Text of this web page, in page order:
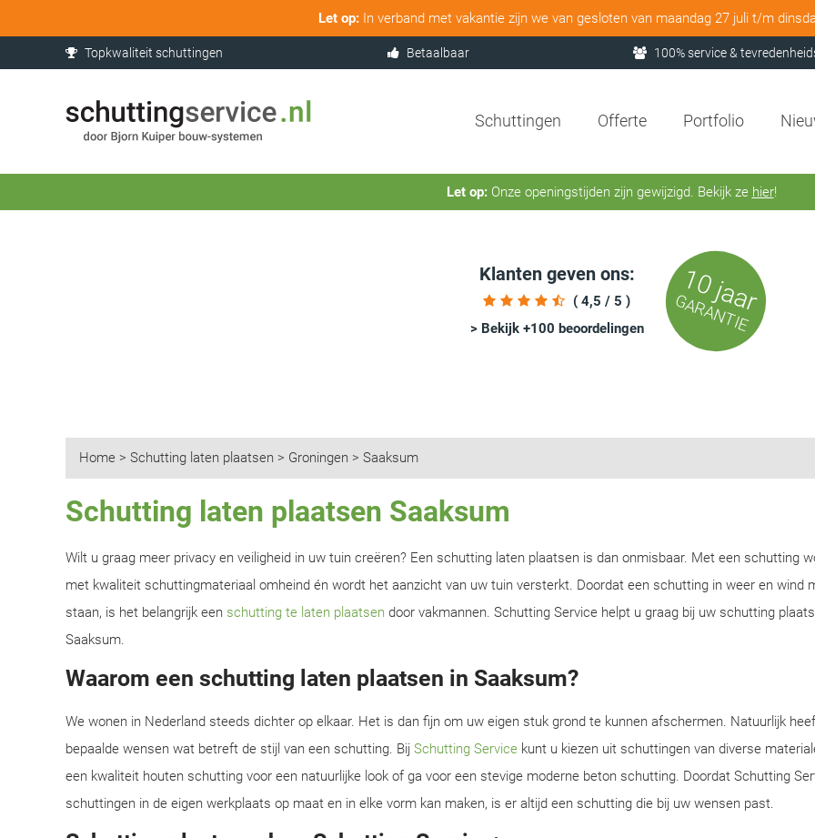
Let op:In verband met vakantie zijn we van gesloten van maandag 27 juli t/m
Topkwaliteit schuttingen Betaalbaar 100% service &
Schuttingen Offerte Portfolio
Let op:Onze openingstijden zijn gewijzigd. Bekijk ze hier!
Klanten geven ons:
( 4,5 / 5 )
> Bekijk +100 beoordelingen
10 jaar
GARANTIE
Home > Schutting laten plaatsen > Groningen > Saaksum
Schutting laten plaatsen Saaksum
Wilt u graag meer privacy en veiligheid in uw tuin creëren? Een schutting laten plaatsen is dan onmisbaar. Met een schutting
met kwaliteit schuttingmateriaal omheind én wordt het aanzicht van uw tuin versterkt. Doordat een schutting in weer en wind
staan, is het belangrijk een schutting te laten plaatsen door vakmannen. Schutting Service helpt u graag bij uw schutting
Saaksum.
Waarom een schutting laten plaatsen in Saaksum?
We wonen in Nederland steeds dichter op elkaar. Het is dan fijn om uw eigen stuk grond te kunnen afschermen. Natuurlijk
bepaalde wensen wat betreft de stijl van een schutting. Bij Schutting Service kunt u kiezen uit schuttingen van diverse
een kwaliteit houten schutting voor een natuurlijke look of ga voor een stevige moderne beton schutting. Doordat Schutting
schuttingen in de eigen werkplaats op maat en in elke vorm kan maken, is er altijd een schutting die bij uw wensen past.